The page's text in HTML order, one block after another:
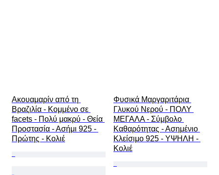
Ακουαμαρίν από τη
Βραζιλία - Κομμένο σε
facets - Πολύ μακρύ - Θεία
Προστασία - Ασήμι 925 -
Πρώτης - Κολιέ
Φυσικά Μαργαριτάρια
Γλυκού Νερού - ΠΟΛΥ
ΜΕΓΑΛΑ - Σύμβολο
Καθαρότητας - Ασημένιο
Κλείσιμο 925 - ΥΨΗΛΗ -
Κολιέ